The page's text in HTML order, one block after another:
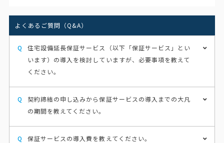
よくあるご質問（Q&A）
住宅設備延長保証サービス（以下「保証サービス」とい
います）の導入を検討していますが、必要事項を教えて
ください。
契約締結の申し込みから保証サービスの導入までの大凡
の期間を教えてください。
保証サービスの導入費を教えてください。